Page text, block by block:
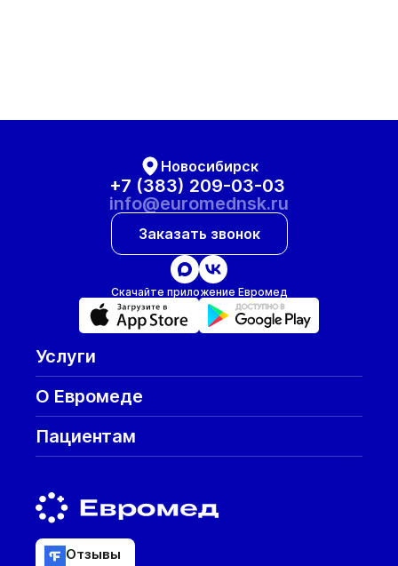
Новосибирск
+7 (383) 209-03-03
info@euromednsk.ru
Заказать звонок
Скачайте приложение Евромед
Услуги
О Евромеде
Пациентам
Отзывы